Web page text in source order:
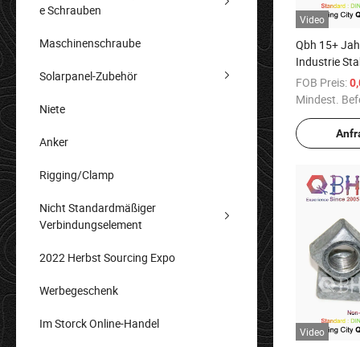
Video
Qbh 15+
Industrie
Eisenbahn
Baumaterial
FOB Preis:
Mindest.
Video
e Schrauben
Maschinenschraube
Solarpanel-Zubehör
Niete
Anker
Rigging/Clamp
Nicht Standardmäßiger
Verbindungselement
2022 Herbst Sourcing Expo
Werbegeschenk
Im Storck Online-Handel